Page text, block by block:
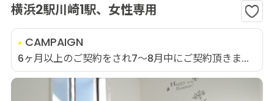
横浜2駅川崎1駅、女性専用
CAMPAIGN
6ヶ月以上のご契約をされ7～8月中にご契約頂きま...